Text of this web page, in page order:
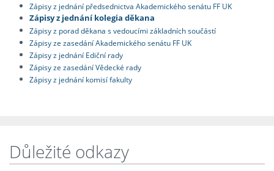
Zápisy z jednání předsednictva Akademického senátu FF UK
Zápisy z jednání kolegia děkana
Zápisy z porad děkana s vedoucími základních součástí
Zápisy ze zasedání Akademického senátu FF UK
Zápisy z jednání Ediční rady
Zápisy ze zasedání Vědecké rady
Zápisy z jednání komisí fakulty
Důležité odkazy